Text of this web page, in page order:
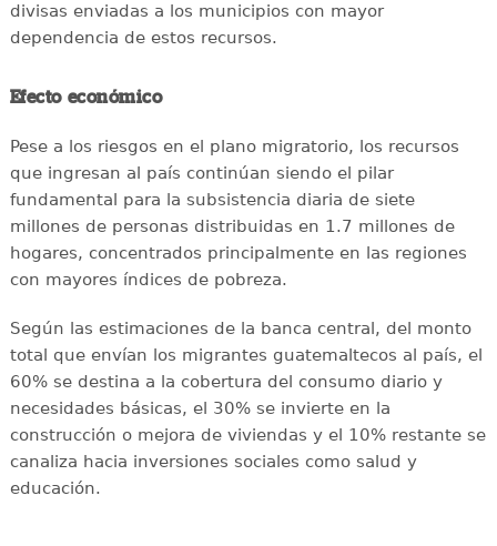
divisas enviadas a los municipios con mayor
dependencia de estos recursos.
Efecto económico
Pese a los riesgos en el plano migratorio, los recursos
que ingresan al país continúan siendo el pilar
fundamental para la subsistencia diaria de siete
millones de personas distribuidas en 1.7 millones de
hogares, concentrados principalmente en las regiones
con mayores índices de pobreza.
Según las estimaciones de la banca central, del monto
total que envían los migrantes guatemaltecos al país, el
60% se destina a la cobertura del consumo diario y
necesidades básicas, el 30% se invierte en la
construcción o mejora de viviendas y el 10% restante se
canaliza hacia inversiones sociales como salud y
educación.